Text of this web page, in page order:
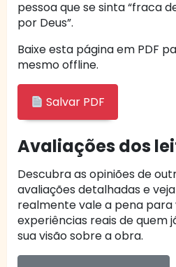
pessoa que se sinta “fraca
por Deus”.
Baixe esta página em PDF
mesmo offline.
Salvar PDF
Avaliações dos
Descubra as opiniões de
avaliações detalhadas e
realmente vale a pena
experiências reais de quem
sua visão sobre a obra.